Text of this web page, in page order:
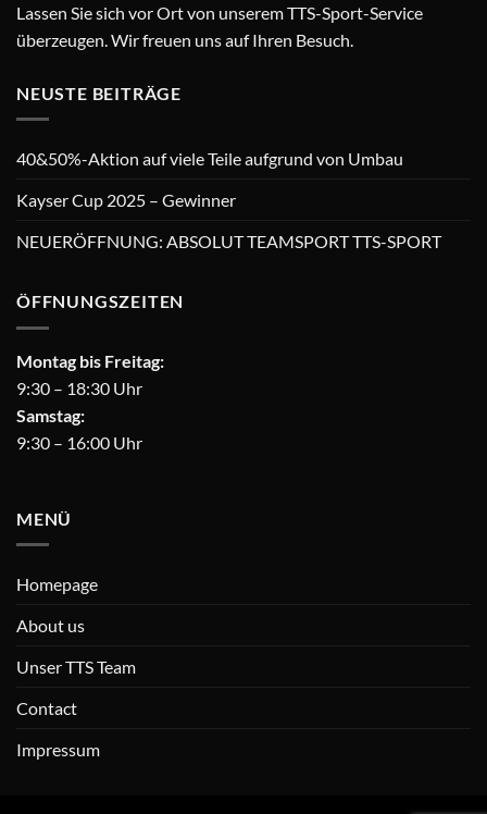
Lassen Sie sich vor Ort von unserem TTS-Sport-Service
überzeugen. Wir freuen uns auf Ihren Besuch.
NEUSTE BEITRÄGE
40&50%-Aktion auf viele Teile aufgrund von Umbau
Kayser Cup 2025 – Gewinner
NEUERÖFFNUNG: ABSOLUT TEAMSPORT TTS-SPORT
ÖFFNUNGSZEITEN
Montag bis Freitag:
9:30 – 18:30 Uhr
Samstag:
9:30 – 16:00 Uhr
MENÜ
Homepage
About us
Unser TTS Team
Contact
Impressum